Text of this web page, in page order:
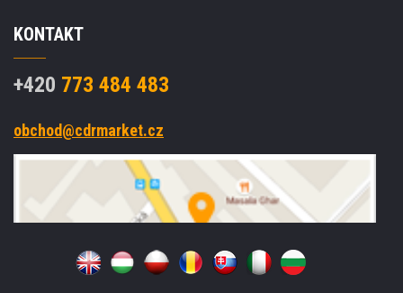
KONTAKT
+420 773 484 483
obchod@cdrmarket.cz